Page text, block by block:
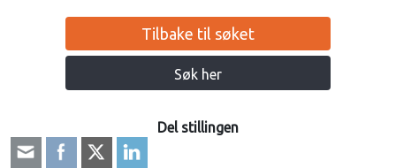
Tilbake til søket
Søk her
Del stillingen